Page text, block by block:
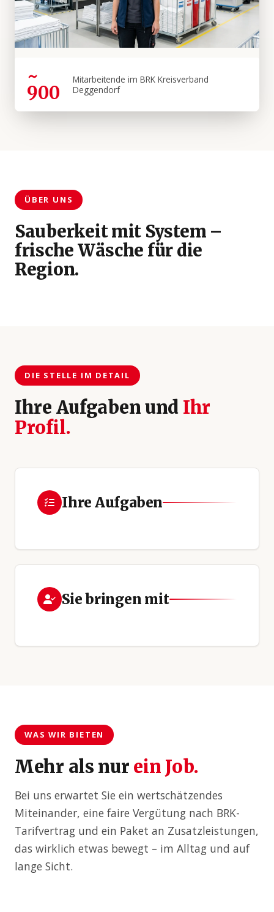
~
900
Mitarbeitende im BRK Kreisverband
Deggendorf
ÜBER UNS
Sauberkeit mit System –
frische Wäsche für die
Region.
DIE STELLE IM DETAIL
Ihre Aufgaben und Ihr
Profil.
Ihre Aufgaben
Sie bringen mit
WAS WIR BIETEN
Mehr als nur ein Job.
Bei uns erwartet Sie ein wertschätzendes
Miteinander, eine faire Vergütung nach BRK-
Tarifvertrag und ein Paket an Zusatzleistungen,
das wirklich etwas bewegt – im Alltag und auf
lange Sicht.